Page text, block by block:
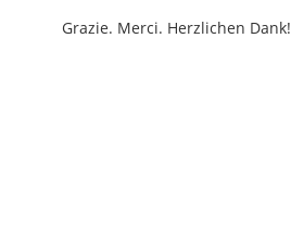
Grazie. Merci. Herzlichen Dank!